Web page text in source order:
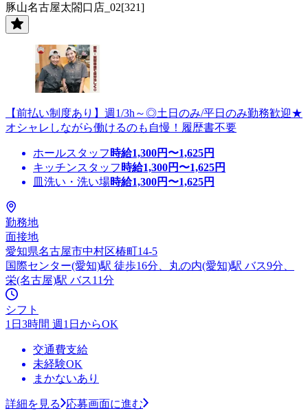
豚山名古屋太閤口店_02[321]
【前払い制度あり】週1/3h～◎土日のみ/平日のみ勤務歓迎★
オシャレしながら働けるのも自慢！履歴書不要
ホールスタッフ 時給1,300円〜1,625円
キッチンスタッフ 時給1,300円〜1,625円
皿洗い・洗い場時給1,300円〜1,625円
勤務地
面接地
愛知県名古屋市中村区椿町14-5
国際センター(愛知)駅 徒歩16分、丸の内(愛知)駅 バス9分、
栄(名古屋)駅 バス11分
シフト
1日3時間 週1日からOK
交通費支給
未経験OK
まかないあり
詳細を見る
応募画面に進む